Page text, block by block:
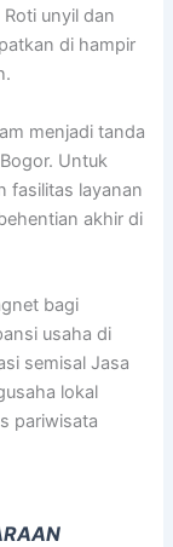
unyil dan
di hampir
menjadi tanda
Untuk
fasilitas layanan
akhir di
bagi
usaha di
semisal Jasa
lokal
pariwisata